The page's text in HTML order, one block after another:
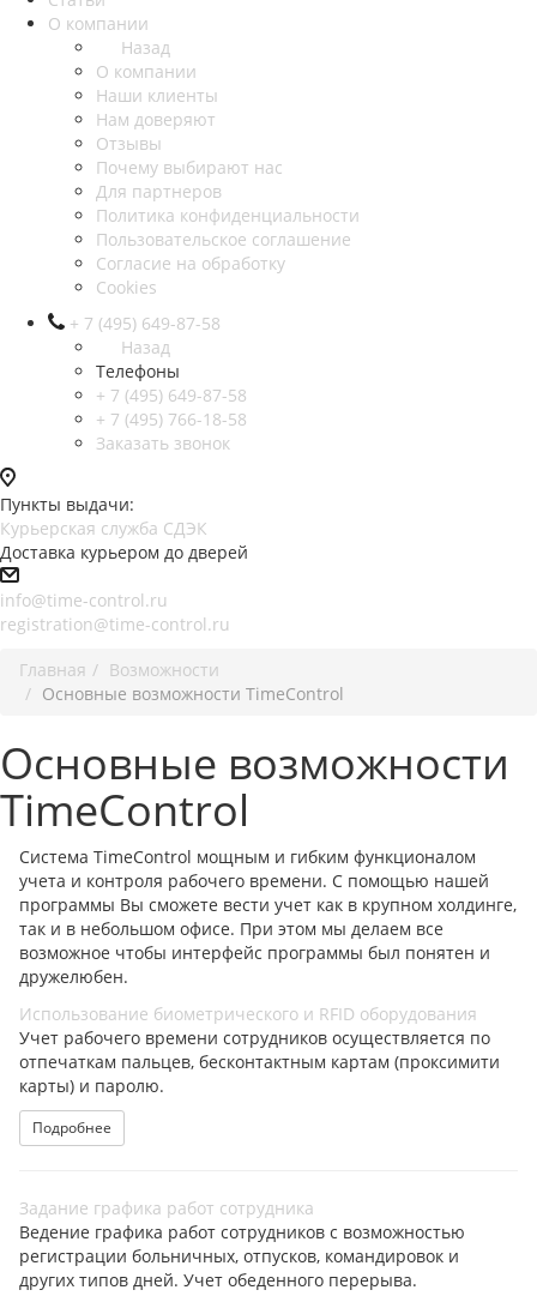
О компании
Назад
О компании
Наши клиенты
Нам доверяют
Отзывы
Почему выбирают нас
Для партнеров
Политика конфиденциальности
Пользовательское соглашение
Согласие на обработку
Cookies
+ 7 (495) 649-87-58
Назад
Телефоны
+ 7 (495) 649-87-58
+ 7 (495) 766-18-58
Заказать звонок
Пункты выдачи:
Курьерская служба СДЭК
Доставка курьером до дверей
info@time-control.ru
registration@time-control.ru
Главная
Возможности
Основные возможности TimeControl
Основные возможности
TimeControl
Система TimeControl мощным и гибким функционалом
учета и контроля рабочего времени. С помощью нашей
программы Вы сможете вести учет как в крупном холдинге,
так и в небольшом офисе. При этом мы делаем все
возможное чтобы интерфейс программы был понятен и
дружелюбен.
Использование биометрического и RFID оборудования
Учет рабочего времени сотрудников осуществляется по
отпечаткам пальцев, бесконтактным картам (проксимити
карты) и паролю.
Подробнее
Задание графика работ сотрудника
Ведение графика работ сотрудников с возможностью
регистрации больничных, отпусков, командировок и
других типов дней. Учет обеденного перерыва.